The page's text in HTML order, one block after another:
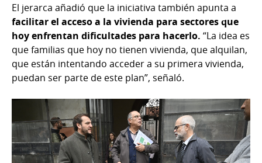
El jerarca añadió que la iniciativa también apunta a
facilitar el acceso a la vivienda para sectores que
hoy enfrentan dificultades para hacerlo. “La idea es
que familias que hoy no tienen vivienda, que alquilan,
que están intentando acceder a su primera vivienda,
puedan ser parte de este plan”, señaló.